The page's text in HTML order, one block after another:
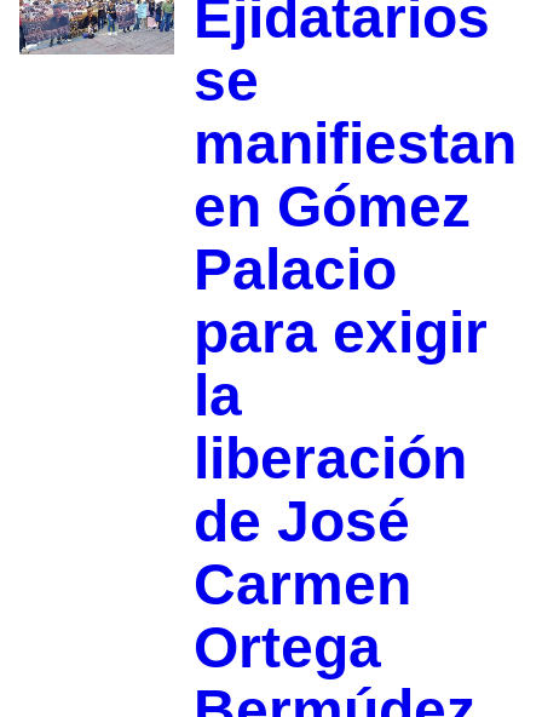
Ejidatarios
se
manifiestan
en Gómez
Palacio
para exigir
la
liberación
de José
Carmen
Ortega